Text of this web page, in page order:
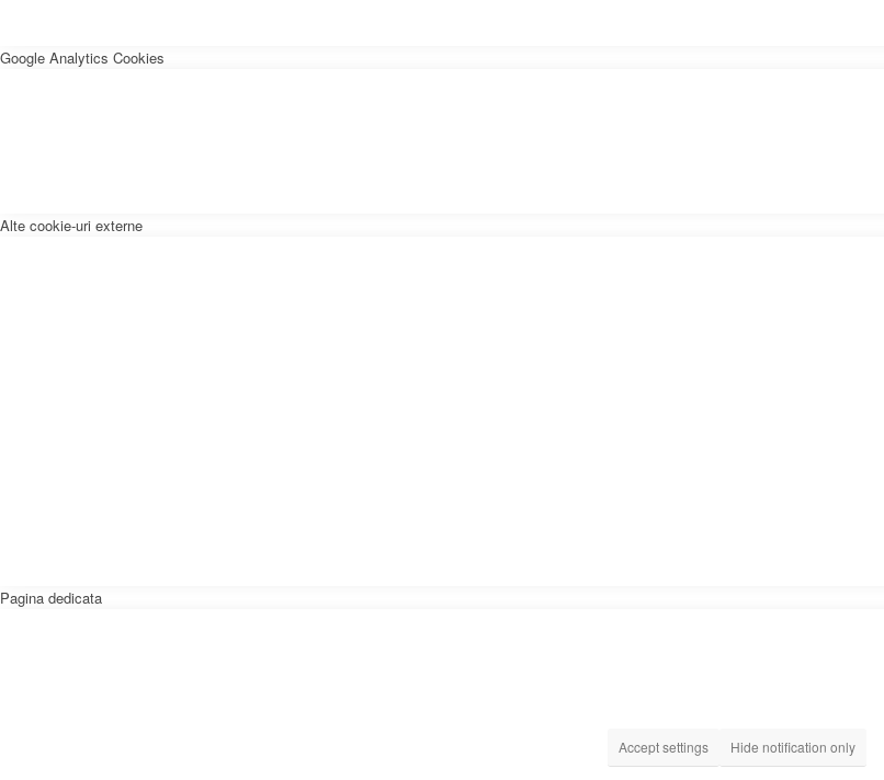
Google Analytics Cookies
Alte cookie-uri externe
Pagina dedicata
Accept settings Hide notification only